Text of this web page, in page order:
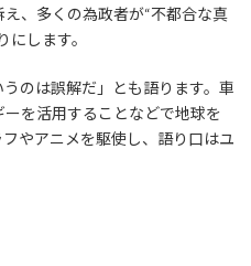
、多くの為政者が“不都合な真
します。
のは誤解だ」とも語ります。車
を活用することなどで地球を
やアニメを駆使し、語り口はユ